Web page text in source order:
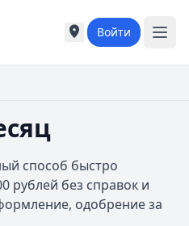
Города России
А
Астрахань
Б
Барнаул
Города России
А
Астрахань
Б
Барнаул
Войти
способ быстро
рублей без справок и
одобрение за